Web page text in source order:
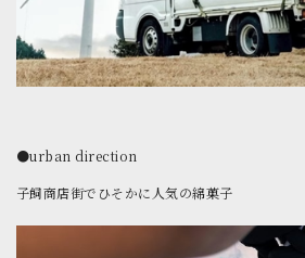
●urban direction
子飼商店街でひそかに人気の綿菓子